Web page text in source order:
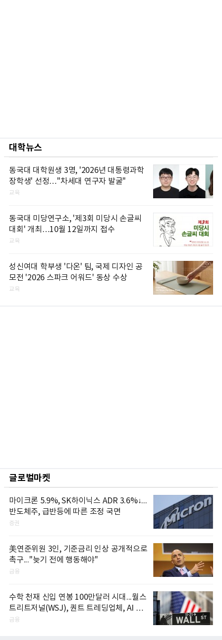
대학뉴스
동국대 대학원생 3명, '2026년 대통령과학
장학생' 선정…"차세대 연구자 발굴"
교육
동국대 미당연구소, '제3회 미당시 손글씨
대회' 개최…10월 12일까지 접수
교육
성신여대 학부생 '다온' 팀, 국제 디자인 공
모전 '2026 스파크 어워드' 동상 수상
교육
글로벌마켓
마이크론 5.9%, SK하이닉스 ADR 3.6%↓...
반도체주, 급반등에 따른 조정 국면
증권
美연준위원 3인, 기준금리 인상 공개적으로
촉구..."늦기 전에 행동해야"
금융
수학 천재 신입 연봉 100만달러 시대...월스
트리트저널(WSJ), 퀀트 트레딩업체, AI 기
업들 인재 확보 경쟁
금융